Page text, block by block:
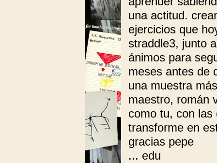
una actitud.
ejercicios que
straddle3, junto
ánimos para
meses antes de
una muestra
maestro, román
como tu, con las
transforme en
gracias pepe
... edu